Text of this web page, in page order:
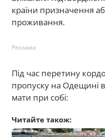
країни призначення
проживання.
Реклама
Під час перетину
пропуску на Одещині
мати при собі:
Читайте також: